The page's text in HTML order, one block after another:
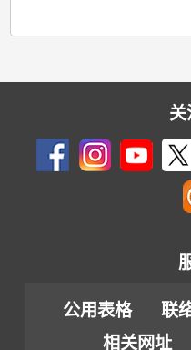
关
公用表格 联
相关网址